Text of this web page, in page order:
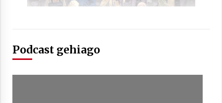
Podcast gehiago